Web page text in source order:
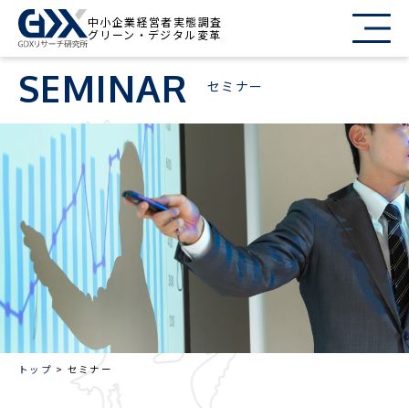
中小企業経営者実態調査
グリーン・デジタル変革
SEMINAR セミナー
トップ セミナー